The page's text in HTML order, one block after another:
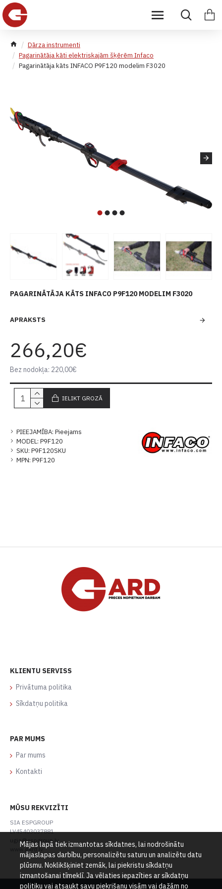
Dārza instrumenti
Pagarinātāja kāti elektriskajām šķērēm Infaco
Pagarinātāja kāts INFACO P9F120 modelim F3020
PAGARINĀTĀJA KĀTS INFACO P9F120 MODELIM F3020
APRAKSTS
PIEEJAMĪBA: Pieejams
MODEL: P9F120
SKU: P9F120SKU
MPN: P9F120
266,20€
Bez nodokļa: 220,00€
IELIKT GROZĀ
KLIENTU SERVISS
Privātuma politika
Sīkdatņu politika
PAR MUMS
Par mums
Kontakti
MŪSU REKVIZĪTI
SIA ESPGROUP
LV45403037881
ugis@espgroup.lv
www.gard.lv
Mājas lapā tiek izmantotas sīkdatnes, lai nodrošinātu
mājaslapas darbību, personalizētu saturu un analizētu datu
plūsmu. Noklikšķiniet zemāk, lai piekristu sīkdatņu
izmantošanai tīmeklī. Ja vēlaties iepazīties ar sīkdatņu
politiku vai atsaukt savu piekrišanu visām vai dažām no